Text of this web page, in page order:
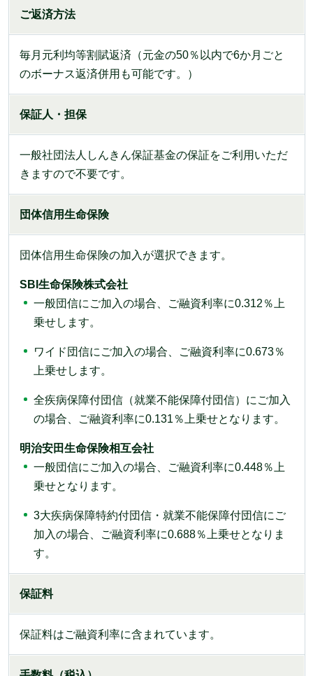
ご返済方法
毎月元利均等割賦返済（元金の50％以内で6か月ごと
のボーナス返済併用も可能です。）
保証人・担保
一般社団法人しんきん保証基金の保証をご利用いただ
きますので不要です。
団体信用生命保険
団体信用生命保険の加入が選択できます。
SBI生命保険株式会社
一般団信にご加入の場合、ご融資利率に0.312％上
乗せします。
ワイド団信にご加入の場合、ご融資利率に0.673％
上乗せします。
全疾病保障付団信（就業不能保障付団信）にご加入
の場合、ご融資利率に0.131％上乗せとなります。
明治安田生命保険相互会社
一般団信にご加入の場合、ご融資利率に0.448％上
乗せとなります。
3大疾病保障特約付団信・就業不能保障付団信にご
加入の場合、ご融資利率に0.688％上乗せとなりま
す。
保証料
保証料はご融資利率に含まれています。